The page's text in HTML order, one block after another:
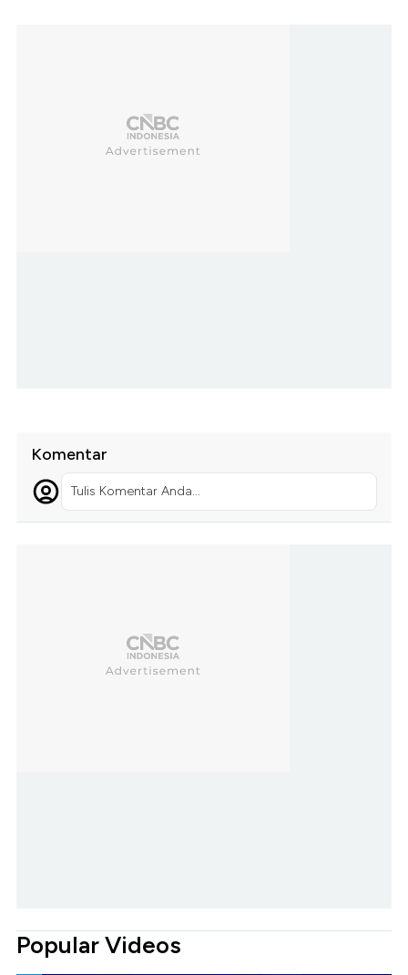
Komentar
Tulis Komentar Anda...
Popular Videos